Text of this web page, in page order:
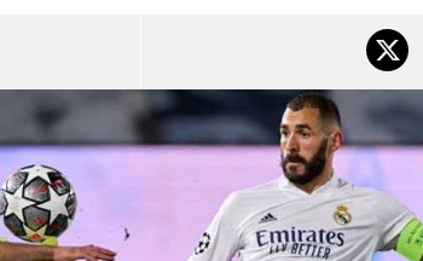
دوري أبطال أوروبا
دوري أبطال إفريقيا
كل البطولات